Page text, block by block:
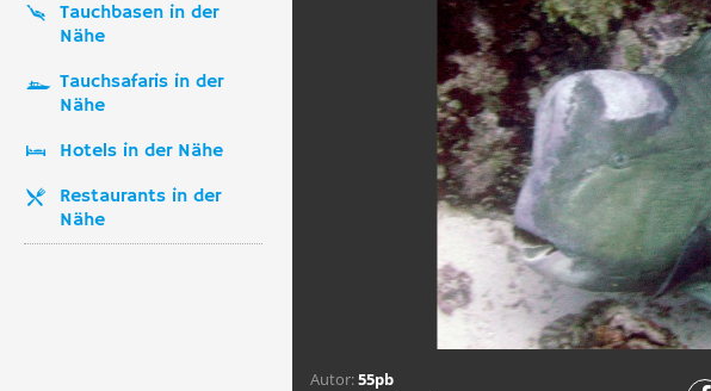
Tauchbasen in der
Nähe
Tauchsafaris in der
Nähe
Hotels in der Nähe
Restaurants in der
Nähe
Autor:55pb